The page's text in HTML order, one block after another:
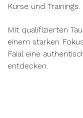
Kurse und Trainings.
Mit qualifizierten
einem starken
Faial eine
entdecken.